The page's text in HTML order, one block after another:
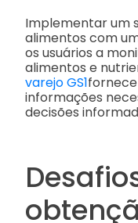
Implementar um
alimentos com
os usuários a
alimentos e
varejo GS1
informações
decisões